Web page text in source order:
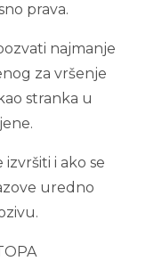
prava.
najmanje
za vršenje
stranka u
i ako se
uredno